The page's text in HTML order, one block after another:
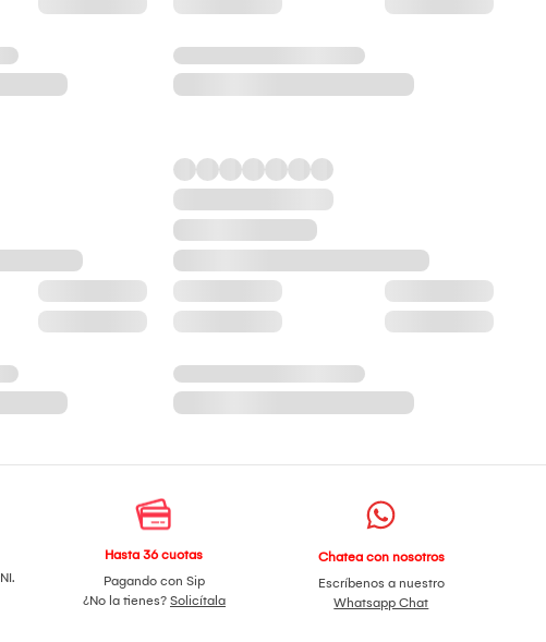
Hasta 36 cuotas
Pagando con Sip
¿No la tienes? Solicítala
Chatea con nosotros
Escríbenos a nuestro
Whatsapp Chat